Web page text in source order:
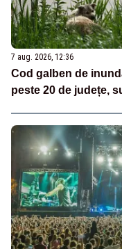
7 aug. 2026, 12:36
Cod galben de
peste 20 de județe,